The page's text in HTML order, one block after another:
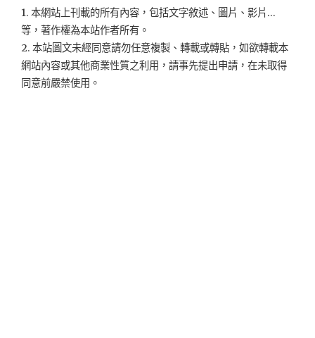
1. 本網站上刊載的所有內容，包括文字敘述、圖片、影片...
等，著作權為本站作者所有。
2. 本站圖文未經同意請勿任意複製、轉載或轉貼，如欲轉載本
網站內容或其他商業性質之利用，請事先提出申請，在未取得
同意前嚴禁使用。